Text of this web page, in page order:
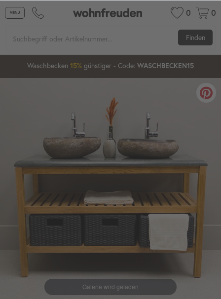
0 0
Finden
15 44 40
Waschbecken 15% günstiger - Code: WASCHBECKEN15
20%